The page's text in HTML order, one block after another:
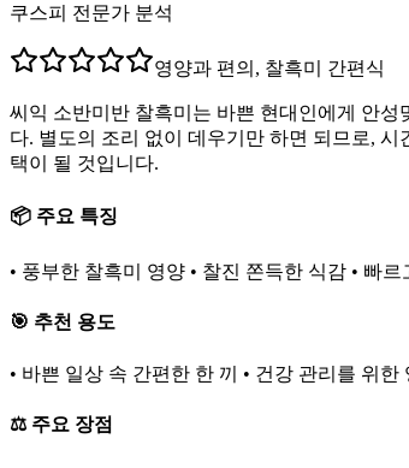
쿠스피 전문가 분석
영양과 편의, 찰흑미 간편식
씨익 소반미반 찰흑미는 바쁜 현대인에게 안
다. 별도의 조리 없이 데우기만 하면 되므로,
택이 될 것입니다.
📦 주요 특징
• 풍부한 찰흑미 영양 • 찰진 쫀득한 식감 • 빠
🎯 추천 용도
• 바쁜 일상 속 간편한 한 끼 • 건강 관리를 위한
⚖️ 주요 장점